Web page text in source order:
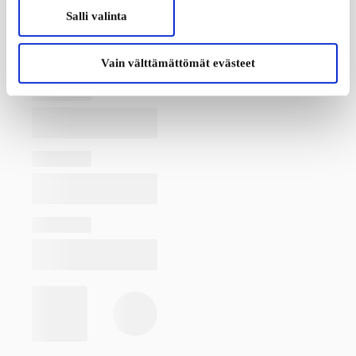
Salli valinta
Vain välttämättömät evästeet